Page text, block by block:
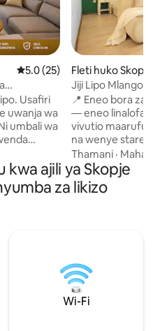
Ukadiriaji wa wastani wa 5.0
5.0 (25)
Katikati
Usafiri
uwanja wa
umbali wa
na
Fleti
kwa ajili ya
ya
familia
Fleti huko Skopje
Jiji Lipo Mlangoni
Kutembea hadi
📍 Eneo bora
— eneo linalofaa
vivutio maarufu 🛡️
na wenye starehe
Eneo bora la
Bazaar,
🚶 Tembea
Macedonia
malipo + sehemu
kwa ajili ya
wasafiri wa kidijitali ***
Thamani · Mahali
kwa ajili ya Skopje
za likizo
Wi-Fi